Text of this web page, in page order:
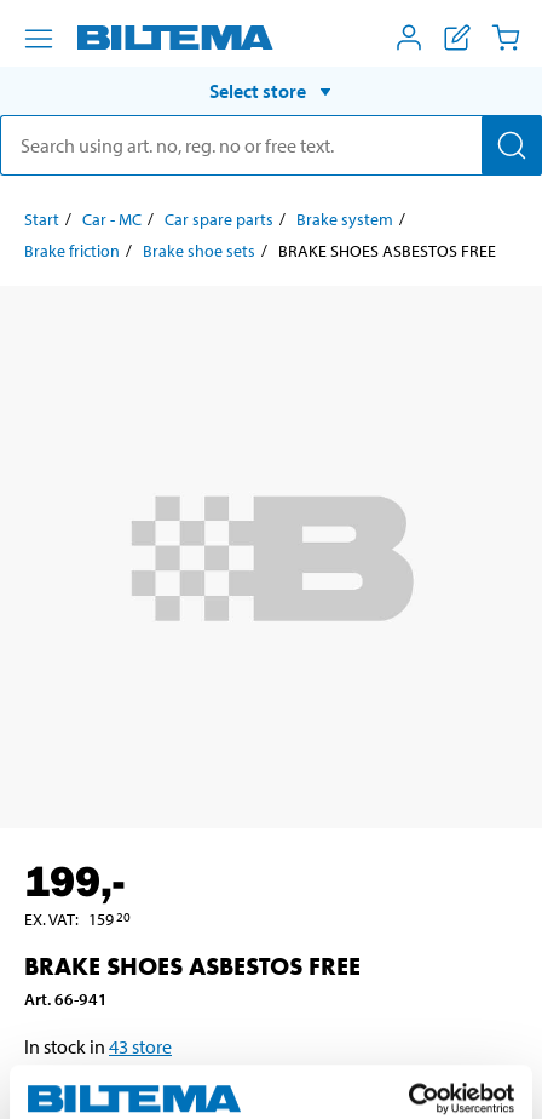
Select store
Start Car - MC Car spare parts
Brake system
Brake friction
Brake shoe sets BRAKE SHOES ASBESTOS FREE
199,-
EX. VAT: 15920
BRAKE SHOES ASBESTOS FREE
Art.66-941
In stock in 43 store